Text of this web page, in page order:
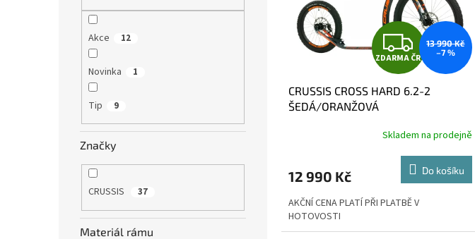
Akce 12
Novinka 1
Tip 9
Značky
CRUSSIS 37
Materiál rámu
Z
D
A
R
M
A
ZDARMA ČR
13 990 Kč
–7 %
CRUSSIS CROSS HARD 6.2-2
ŠEDÁ/ORANŽOVÁ
Skladem na prodejně
12 990 Kč Do košíku
AKČNÍ CENA PLATÍ PŘI PLATBĚ V
HOTOVOSTI